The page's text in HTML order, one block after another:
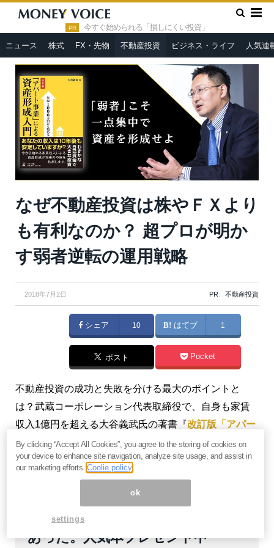
PR 今すぐ始められる「損しにくい投資」
ニュース 株式 FX・先物 不動産投資 ビジネス・ライフ 人気連
HOME » PR »
なぜ不動産投資は株やＦＸよりも有利なのか？
超プロが明かす弱者逆転の運用戦略
なぜ不動産投資は株やＦＸより
も有利なのか？ 超プロが明か
す弱者逆転の運用戦略
2018年7月2日 PR、 不動産投資
シェア 10 はてブ 1
ポスト Pocket
不動産投資の成功と失敗を分ける最大のポイントと
は？武蔵コーポレーション代表取締役で、自身も家賃
収入1億円を超える大谷義武氏の著書『改訂版「アパー
ト事業」による資産形成入門』より、ダイジェストで
ご紹介します。
成功する不動産投資家には共通点が
あった。人気本プレゼント中
By clicking “Accept All Cookies”, you agree to the storing of cookies on
your device to enhance site navigation, analyze site usage, and assist in
our marketing efforts.Coolie policy
ok
settings